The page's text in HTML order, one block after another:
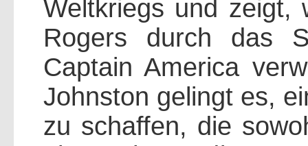
Weltkriegs und zeigt,
Rogers durch das
Captain America
Johnston gelingt es,
zu schaffen, die